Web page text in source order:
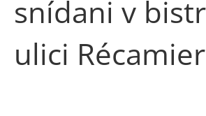
snídani v
ulici